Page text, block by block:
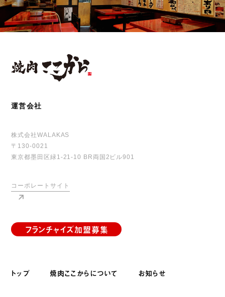
運営会社
株式会社WALAKAS
〒130-0021
東京都墨田区緑1-21-10 BR両国2ビル901
コーポレートサイト
フランチャイズ加盟募集
トップ 焼肉ここからについて お知らせ